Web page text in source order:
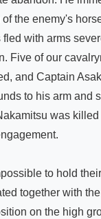
the enemy's
fled with arms
Five of our
and Captain
to his arm and
was
to hold
together with
on the high